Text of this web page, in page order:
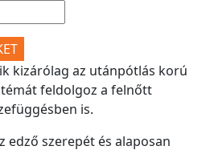
kizárólag az utánpótlás korú
feldolgoz a felnőtt
is.
edző szerepét és alaposan